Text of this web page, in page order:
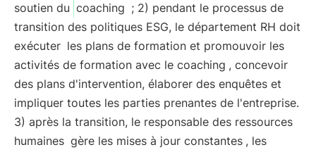
soutien du coaching ; 2) pendant le processus de
transition des politiques ESG, le département RH doit
exécuter les plans de formation et promouvoir les
activités de formation avec le coaching , concevoir
des plans d'intervention, élaborer des enquêtes et
impliquer toutes les parties prenantes de l'entreprise.
3) après la transition, le responsable des ressources
humaines gère les mises à jour constantes , les